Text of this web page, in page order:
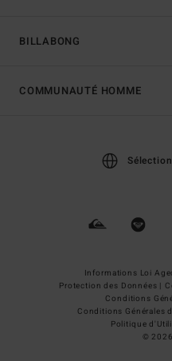
BILLABONG
COMMUNAUTÉ HOMME
Informations Loi
Protection des Données |
Conditions
Conditions Générales
Politique
©